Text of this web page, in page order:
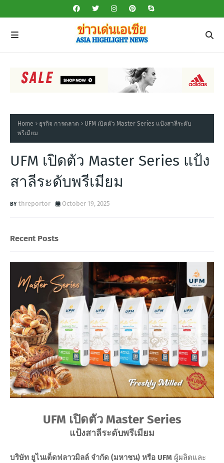
Home ธุรกิจ การตลาด
UFM เปิดตัว Master Series แป้งสาลีระดับ
พรีเมียม
UFM เปิดตัว Master Series แป้ง
สาลีระดับพรีเมียม
threportor October 19, 2025
Recent Posts
UFM เปิดตัว Master Series
แป้งสาลีระดับพรีเมียม
บริษัท ยูไนเต็ดฟลาวมิลล์ จำกัด (มหาชน) หรือ UFM ผู้ผลิตและ